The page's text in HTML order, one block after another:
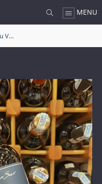
MENU
Rượu Vang Cono Sur Reserva Especial Cabernet Sauvignon